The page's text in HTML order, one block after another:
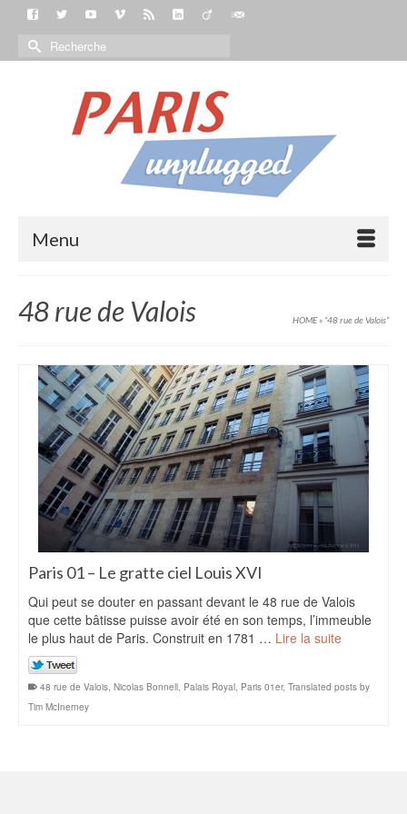
Menu
48 rue de Valois HOME» “48 rue de Valois“
Paris 01 – Le gratte ciel Louis XVI
Qui peut se douter en passant devant le 48 rue de Valois
que cette bâtisse puisse avoir été en son temps, l’immeuble
le plus haut de Paris. Construit en 1781 … Lire la suite
48 rue de Valois, Nicolas Bonnell, Palais Royal, Paris 01er, Translated posts by
Tim McInerney